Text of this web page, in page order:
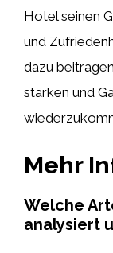
Hotel seinen
und
dazu
stärken und
Mehr
Welche
analysiert